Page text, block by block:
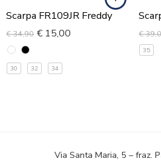
Scarpa FR109JR Freddy
€34,90 € 15,00
30 32 34
€
35
Via Santa Maria, 5 – fraz.